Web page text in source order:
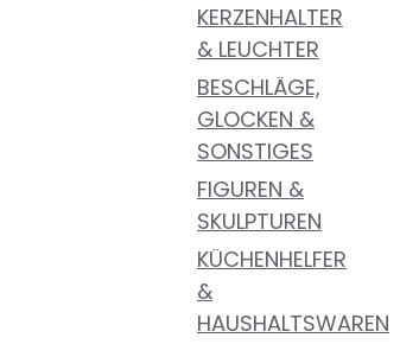
KERZENHALTER
& LEUCHTER
BESCHLÄGE,
GLOCKEN &
SONSTIGES
FIGUREN &
SKULPTUREN
KÜCHENHELFER
&
HAUSHALTSWAREN